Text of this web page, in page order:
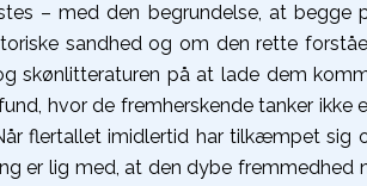
– med den begrundelse, at begge
sandhed og om den rette
skønlitteraturen på at lade dem
hvor de fremherskende tanker ikke
flertallet imidlertid har tilkæmpet sig
er lig med, at den dybe